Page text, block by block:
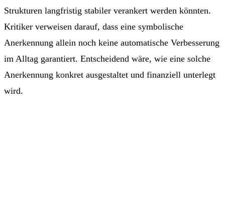
Strukturen langfristig stabiler verankert werden könnten.
Kritiker verweisen darauf, dass eine symbolische
Anerkennung allein noch keine automatische Verbesserung
im Alltag garantiert. Entscheidend wäre, wie eine solche
Anerkennung konkret ausgestaltet und finanziell unterlegt
wird.